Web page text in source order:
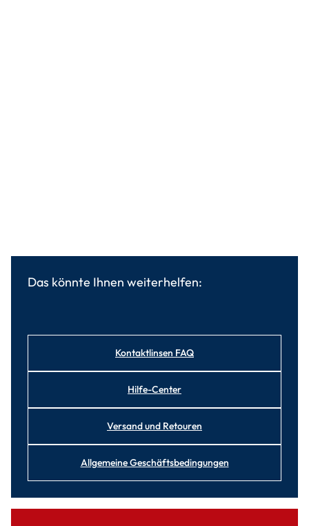
Das könnte Ihnen weiterhelfen:
Kontaktlinsen FAQ
Hilfe-Center
Versand und Retouren
Allgemeine Geschäftsbedingungen